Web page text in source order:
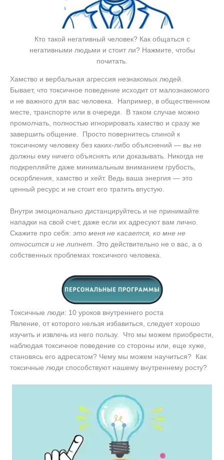
Кто такой негативный человек? Как общаться с
негативными людьми и стоит ли? Нажмите, чтобы
почитать.
Хамство и вербальная агрессия незнакомых людей.
Бывает, что токсичное поведение исходит от малознакомого
и не важного для вас человека. Например, в общественном
месте, транспорте или в очереди. В таком случае можно
промолчать, полностью игнорировать хамство и сразу же
завершить общение. Просто повернитесь спиной к
токсичному человеку без каких-либо объяснений — вы не
должны ему ничего объяснять или доказывать. Никогда не
подкрепляйте даже минимальным вниманием грубость,
оскорбления, хамство и хейт. Ведь ваша энергия — это
ценный ресурс и не стоит его тратить впустую.
Внутри эмоционально дистанцируйтесь и не принимайте
нападки на свой счет, даже если их адресуют вам лично.
Скажите про себя: это меня не касается, ко мне не
относится и не липнет . Это действительно не о вас, а о
собственных проблемах токсичного человека.
Токсичные люди: 10 уроков внутреннего роста
Явление, от которого нельзя избавиться, следует хорошо
изучить и извлечь из него пользу. Что мы можем приобрести,
наблюдая токсичное поведение со стороны или, еще хуже,
становясь его адресатом? Чему мы можем научиться? Как
токсичные люди способствуют нашему внутреннему росту?